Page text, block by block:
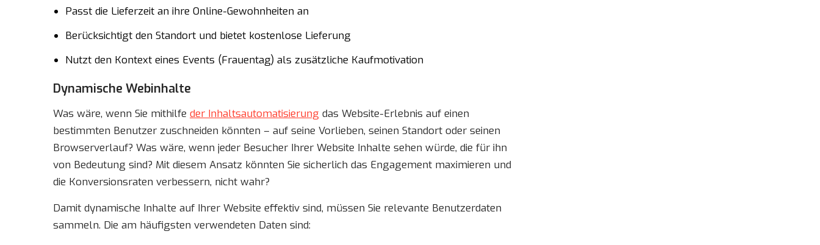
Passt die Lieferzeit an ihre Online-Gewohnheiten an
Berücksichtigt den Standort und bietet kostenlose Lieferung
Nutzt den Kontext eines Events (Frauentag) als zusätzliche Kaufmotivation
Dynamische Webinhalte
Was wäre, wenn Sie mithilfe der Inhaltsautomatisierung das Website-Erlebnis auf einen
bestimmten Benutzer zuschneiden könnten – auf seine Vorlieben, seinen Standort oder seinen
Browserverlauf? Was wäre, wenn jeder Besucher Ihrer Website Inhalte sehen würde, die für ihn
von Bedeutung sind? Mit diesem Ansatz könnten Sie sicherlich das Engagement maximieren und
die Konversionsraten verbessern, nicht wahr?
Damit dynamische Inhalte auf Ihrer Website effektiv sind, müssen Sie relevante Benutzerdaten
sammeln. Die am häufigsten verwendeten Daten sind: